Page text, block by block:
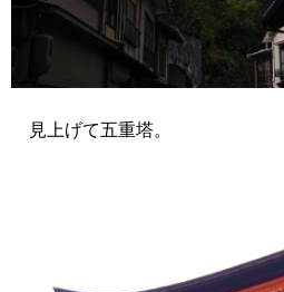
見上げて五重塔。